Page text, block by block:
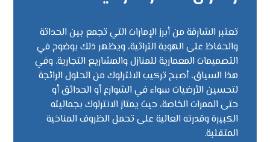
تعتبر الشارقة من أبرز الإمارات التي تجمع بين الحداثة
والحفاظ على الهوية التراثية، ويظهر ذلك بوضوح في
التصميمات المعمارية للمنازل والمشاريع التجارية. وفي
هذا السياق، أصبح تركيب الانترلوك من الحلول الرائجة
لتحسين الأرضيات سواء في الشوارع أو الحدائق أو
حتى الممرات الخاصة، حيث يمتاز الانترلوك بجماليته
الكبيرة وقدرته العالية على تحمل الظروف المناخية
المتقلبة.